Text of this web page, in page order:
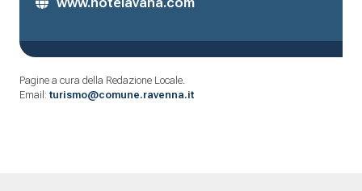
Pagine a cura della Redazione Locale.
Email: turismo@comune.ravenna.it